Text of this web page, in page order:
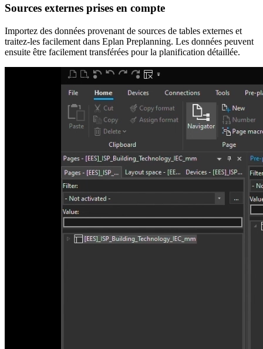
Sources externes prises en compte
Importez des données provenant de sources de tables externes et
traitez-les facilement dans Eplan Preplanning. Les données peuvent
ensuite être facilement transférées pour la planification détaillée.